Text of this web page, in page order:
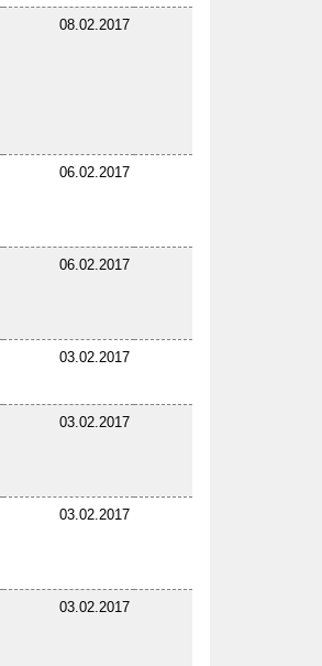
08.02.2017
06.02.2017
06.02.2017
03.02.2017
03.02.2017
03.02.2017
03.02.2017